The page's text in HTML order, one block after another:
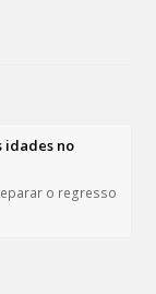
idades no
o regresso